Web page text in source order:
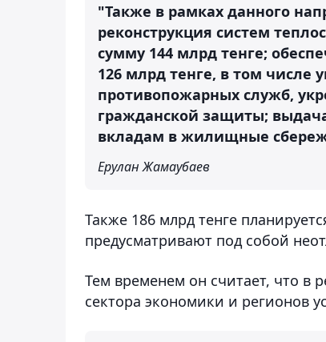
"Также в рамках данного
реконструкция систем
сумму 144 млрд тенге;
126 млрд тенге, в том числе
противопожарных служб,
гражданской защиты;
вкладам в жилищные
Ерулан Жамаубаев
Также 186 млрд тенге
предусматривают под собой
Тем временем он считает, что в
сектора экономики и регионов